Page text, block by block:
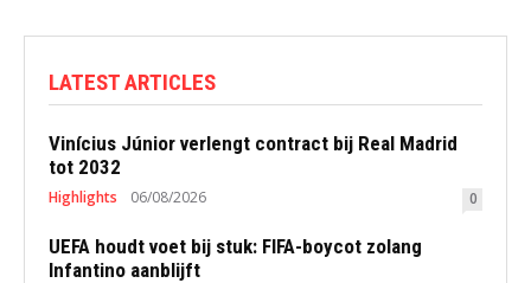
LATEST ARTICLES
Vinícius Júnior verlengt contract bij Real Madrid
tot 2032
Highlights 06/08/2026 0
UEFA houdt voet bij stuk: FIFA-boycot zolang
Infantino aanblijft